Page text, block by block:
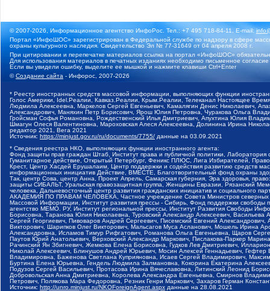
© 2007-2026, Информационное агентство ИнфоРос. Тел.: +7 495 718-84-11, E-mail:
Портал «ИнфоШОС» зарегистрирован в Федеральной службе по надзору в сфере
охраны культурного наследия. Свидетельство Эл № 77-31649 от 04 апреля 2008 г.
При цитировании и перепечатке материалов ссылка на портал «ИнфоШОС»
Для использования материалов в печатных изданиях необходимо письменное
Если вы увидели ошибку, выделите ее мышкой и нажмите клавиши Ctrl+Enter
©Создание сайта - Инфорос, 2007-2026
* Реестр иностранных средств массовой информации, выполняющих функции
Голос Америки, Idel.Реалии, Кавказ.Реалии, Крым.Реалии, Телеканал Настоящее
Людмила Алексеевна, Маркелов Сергей Евгеньевич, Камалягин Денис Николаевич,
Александрович, Маняхин Петр Борисович, Ярош Юлия Петровна, Чуракова Ольга
Гройсман Софья Романовна, Рождественский Илья Дмитриевич, Апухтина Юлия
Шмагун Олеся Валентиновна, Мароховская Алеся Алексеевна, Долинина Ирина
редактор 2021, Вега 2021
Источник: https://minjust.gov.ru/ru/documents/7755/ данные на 03.09.2021
* Сведения реестра НКО, выполняющих функции иностранного агента:
Фонд защиты прав граждан Штаб, Институт права и публичной политики,
Гуманитарное действие, Открытый Петербург, Феникс ПЛЮС, Лига Избирателей,
Крест, Центр Хасдей Ерушалаим, Центр поддержки и содействия развитию средств
информационных инициатив Действие, ВМЕСТЕ, Благотворительный фонд охраны
Так, центр Сова, центр Анна, Проект Апрель, Самарская губерния, Эра здоровья,
защиты СИБАЛЬТ, Уральская правозащитная группа, Женщины Евразии, Рязанский
человека, Дальневосточный центр развития гражданских инициатив и социального
АКАДЕМИЯ ПО ПРАВАМ ЧЕЛОВЕКА, Частное учреждение Совета Министров северных
Массовой Информации, Институт развития прессы - Сибирь, Фонд поддержки
агентство МЕМО. РУ, Институт региональной прессы, Институт Развития Свободы
Борисовна, Таранова Юлия Николаевна, Туровский Александр Алексеевич,
Сергей Георгиевич, Пивоваров Андрей Сергеевич, Писемский Евгений
Викторович, Шарипков Олег Викторович, Мальсагов Муса Асланович, Мошель Ирина
Александровна, Исламов Тимур Рифгатович, Романова Ольга Евгеньевна, Щаров
Паутов Юрий Анатольевич, Верховский Александр Маркович, Пислакова-Паркер
Рачинский Ян Збигневич, Жемкова Елена Борисовна, Гудков Лев Дмитриевич,
Николай Алексеевич, Блинушов Андрей Юрьевич, Мосин Алексей Геннадьевич,
Владимировна, Баженова Светлана Куприяновна, Исаев Сергей Владимирович,
Буртина Елена Юрьевна, Гендель Людмила Залмановна, Кокорина Екатерина
Подузов Сергей Васильевич, Протасова Ирина Вячеславовна, Литинский Леонид
Добровольская Анна Дмитриевна, Королева Александра Евгеньевна, Смирнов
Петрович, Полякова Мара Федоровна, Резник Генри Маркович, Захаров Герман
Источник: http://unro.minjust.ru/NKOForeignAgent.aspx данные на 28.08.2021